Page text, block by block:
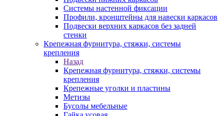
Системы настенной фиксации
Профили, кронштейны для навески каркасов
Подвески верхних каркасов без задней
стенки
Крепежная фурнитура, стяжки, системы
крепления
Назад
Крепежная фурнитура, стяжки, системы
крепления
Крепежные уголки и пластины
Метизы
Бусолы мебельные